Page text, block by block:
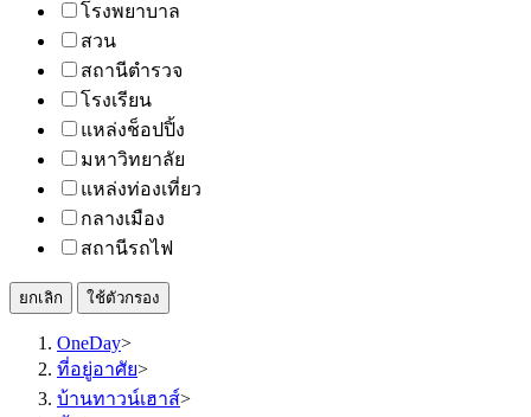
โรงพยาบาล
สวน
สถานีตำรวจ
โรงเรียน
แหล่งช็อปปิ้ง
มหาวิทยาลัย
แหล่งท่องเที่ยว
กลางเมือง
สถานีรถไฟ
ยกเลิก ใช้ตัวกรอง
OneDay>
ที่อยู่อาศัย>
บ้านทาวน์เฮาส์>